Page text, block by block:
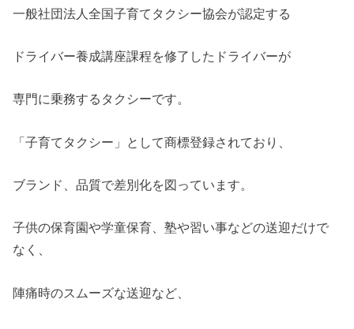
一般社団法人全国子育てタクシー協会が認定する
ドライバー養成講座課程を修了したドライバーが
専門に乗務するタクシーです。
「子育てタクシー」として商標登録されており、
ブランド、品質で差別化を図っています。
子供の保育園や学童保育、塾や習い事などの送迎だけで
なく、
陣痛時のスムーズな送迎など、